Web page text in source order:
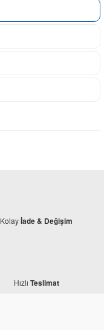
Kolayİade & Değişim
Hızlı Teslimat